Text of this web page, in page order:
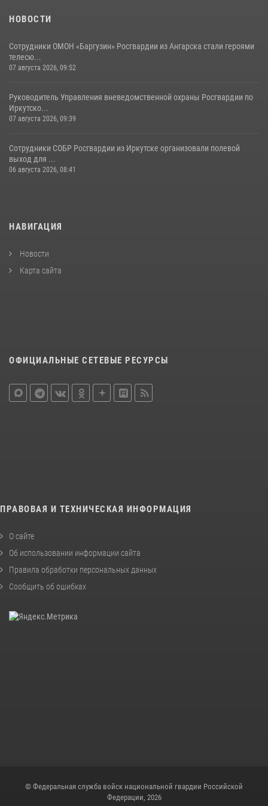
НОВОСТИ
Сотрудники ОМОН «Баргузин» Росгвардии из Ангарска стали героями
телесю...
07 августа 2026, 09:52
Руководитель Управления вневедомственной охраны Росгвардии по
Иркутско...
07 августа 2026, 09:39
Сотрудники СОБР Росгвардии из Иркутске организовали полевой
выход для ...
06 августа 2026, 08:41
НАВИГАЦИЯ
Новости
Карта сайта
ОФИЦИАЛЬНЫЕ СЕТЕВЫЕ РЕСУРСЫ
ПРАВОВАЯ И ТЕХНИЧЕСКАЯ ИНФОРМАЦИЯ
О сайте
Об использовании информации сайта
Правила обработки персональных данных
Сообщить об ошибках
© Федеральная служба войск национальной гвардии Российской
Федерации, 2026